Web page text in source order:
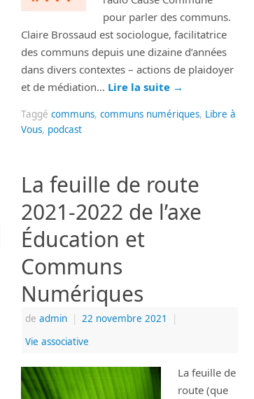
pour parler des communs.
Claire Brossaud est sociologue, facilitatrice
des communs depuis une dizaine d’années
dans divers contextes – actions de plaidoyer
et de médiation… Lire la suite →
Taggécommuns,communs numériques, Libre à
Vous, podcast
La feuille de route
2021-2022 de l’axe
Éducation et
Communs
Numériques
deadmin | 22 novembre 2021
|
Vie associative
La feuille de
route (que